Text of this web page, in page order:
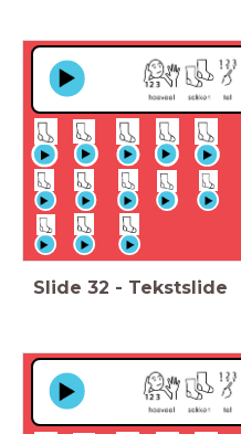
Slide 32 - Tekstslide